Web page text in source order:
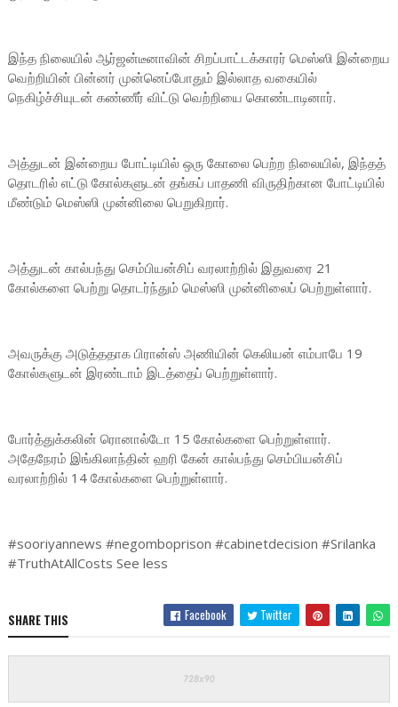
இந்த நிலையில் ஆர்ஜன்டீனாவின் சிறப்பாட்டக்காரர் மெஸ்ஸி இன்றைய
வெற்றியின் பின்னர் முன்னெப்போதும் இல்லாத வகையில்
நெகிழ்ச்சியுடன் கண்ணீர் விட்டு வெற்றியை கொண்டாடினார்.
அத்துடன் இன்றைய போட்டியில் ஒரு கோலை பெற்ற நிலையில், இந்தத்
தொடரில் எட்டு கோல்களுடன் தங்கப் பாதணி விருதிற்கான போட்டியில்
மீண்டும் மெஸ்ஸி முன்னிலை பெறுகிறார்.
அத்துடன் கால்பந்து செம்பியன்சிப் வரலாற்றில் இதுவரை 21
கோல்களை பெற்று தொடர்ந்தும் மெஸ்ஸி முன்னிலைப் பெற்றுள்ளார்.
அவருக்கு அடுத்ததாக பிரான்ஸ் அணியின் கெலியன் எம்பாபே 19
கோல்களுடன் இரண்டாம் இடத்தைப் பெற்றுள்ளார்.
போர்த்துக்கலின் ரொனால்டோ 15 கோல்களை பெற்றுள்ளார்.
அதேநேரம் இங்கிலாந்தின் ஹரி கேன் கால்பந்து செம்பியன்சிப்
வரலாற்றில் 14 கோல்களை பெற்றுள்ளார்.
#sooriyannews #negomboprison #cabinetdecision #Srilanka
#TruthAtAllCosts See less
SHARE THIS Facebook Twitter